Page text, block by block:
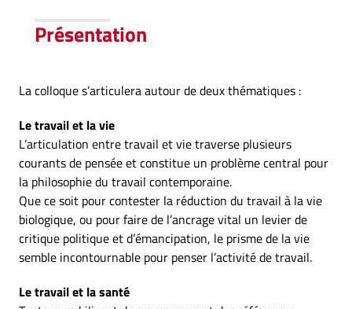
Présentation
La colloque s’articulera autour de deux thématiques :
Le travail et la vie
L’articulation entre travail et vie traverse plusieurs
courants de pensée et constitue un problème central pour
la philosophie du travail contemporaine.
Que ce soit pour contester la réduction du travail à la vie
biologique, ou pour faire de l’ancrage vital un levier de
critique politique et d’émancipation, le prisme de la vie
semble incontournable pour penser l’activité de travail.
Le travail et la santé